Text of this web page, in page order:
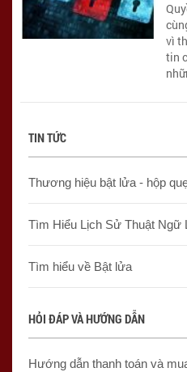
vì
tin
TIN TỨC
Thương hiệu bật lửa - hộp
Tìm Hiểu Lịch Sử Thuật Ngữ
Tìm hiểu về Bật lửa
HỎI ĐÁP VÀ HƯỚNG DẪN
Hướng dẫn thanh toán và